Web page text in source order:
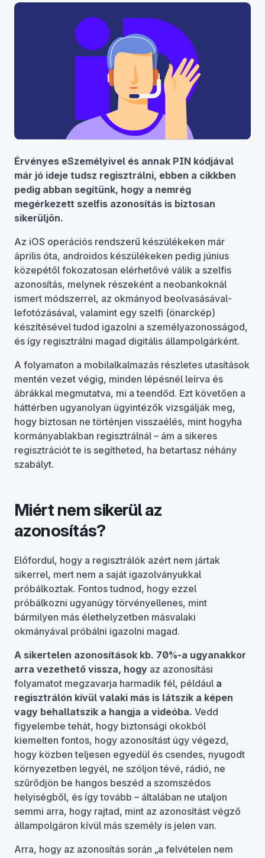
Érvényes eSzemélyivel és annak PIN kódjával
már jó ideje tudsz regisztrálni, ebben a cikkben
pedig abban segítünk, hogy a nemrég
megérkezett szelfis azonosítás is biztosan
sikerüljön.
Az iOS operációs rendszerű készülékeken már
április óta, androidos készülékeken pedig június
közepétől fokozatosan elérhetővé válik a szelfis
azonosítás, melynek részeként a neobankoknál
ismert módszerrel, az okmányod beolvasásával-
lefotózásával, valamint egy szelfi (önarckép)
készítésével tudod igazolni a személyazonosságod,
és így regisztrálni magad digitális állampolgárként.
A folyamaton a mobilalkalmazás részletes utasítások
mentén vezet végig, minden lépésnél leírva és
ábrákkal megmutatva, mi a teendőd. Ezt követően a
háttérben ugyanolyan ügyintézők vizsgálják meg,
hogy biztosan ne történjen visszaélés, mint hogyha
kormányablakban regisztrálnál – ám a sikeres
regisztrációt te is segítheted, ha betartasz néhány
szabályt.
Miért nem sikerül az
azonosítás?
Előfordul, hogy a regisztrálók azért nem jártak
sikerrel, mert nem a saját igazolványukkal
próbálkoztak. Fontos tudnod, hogy ezzel
próbálkozni ugyanúgy törvényellenes, mint
bármilyen más élethelyzetben másvalaki
okmányával próbálni igazolni magad.
A sikertelen azonosítások kb. 70%-a ugyanakkor
arra vezethető vissza, hogy az azonosítási
folyamatot megzavarja harmadik fél, például a
regisztrálón kívül valaki más is látszik a képen
vagy behallatszik a hangja a videóba. Vedd
figyelembe tehát, hogy biztonsági okokból
kiemelten fontos, hogy azonosítást úgy végezd,
hogy közben teljesen egyedül és csendes, nyugodt
környezetben legyél, ne szóljon tévé, rádió, ne
szűrődjön be hangos beszéd a szomszédos
helyiségből, és így tovább – általában ne utaljon
semmi arra, hogy rajtad, mint az azonosítást végző
állampolgáron kívül más személy is jelen van.
Arra, hogy az azonosítás során „a felvételen nem